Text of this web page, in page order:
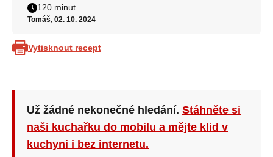
120 minut
Tomáš, 02. 10. 2024
Vytisknout recept
Už žádné nekonečné hledání. Stáhněte si
naši kuchařku do mobilu a mějte klid v
kuchyni i bez internetu.